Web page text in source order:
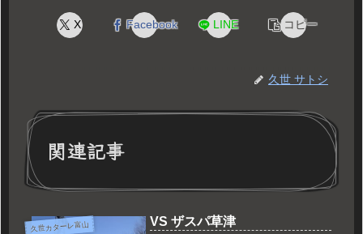
X Facebook LINE コピー
久世 サトシ
関連記事
久世カターレ富山 VS ザスパ草津